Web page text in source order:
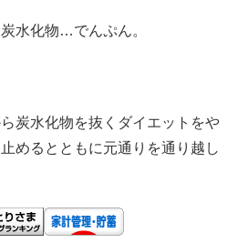
水化物…でんぷん。
炭水化物を抜くダイエットをや
めるとともに元通りを通り越し